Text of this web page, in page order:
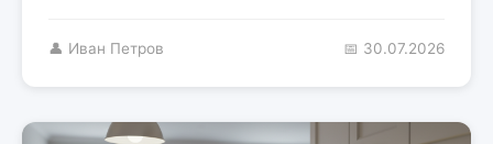
👤 Иван Петров 📅 30.07.2026